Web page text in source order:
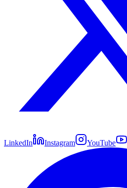
LinkedIn Instagram YouTube